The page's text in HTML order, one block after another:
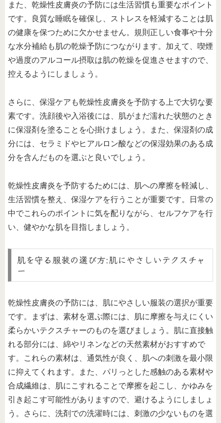
また、乾燥性皮膚炎の予防には生活習慣も重要なポイント
です。良質な睡眠を確保し、ストレスを軽減することは肌
の健康を保つために欠かせません。規則正しい食事や十分
な水分補給も肌の乾燥予防につながります。加えて、喫煙
や過度のアルコール摂取は肌の乾燥を促進させますので、
控えるようにしましょう。
さらに、保湿ケアも乾燥性皮膚炎を予防する上で大切な要
素です。洗顔後や入浴後には、肌がまだ濡れた状態のとき
に保湿剤を塗ることを心掛けましょう。また、保湿剤の成
分には、セラミドやヒアルロン酸などの保湿効果のある成
分を含んだものを選ぶと良いでしょう。
乾燥性皮膚炎を予防するためには、肌への摩擦を軽減し、
生活習慣を整え、保湿ケアを行うことが重要です。日常の
中でこれらのポイントに気を配りながら、セルフケアを行
い、健やかな肌を目指しましょう。
肌を守る服装の選び方:肌にやさしいテクスチャ
ー
乾燥性皮膚炎の予防には、肌にやさしい服装の選択が重要
です。まずは、素材を選ぶ際には、肌に摩擦を与えにくい
柔らかいテクスチャーのものを選びましょう。肌に直接触
れる部分には、綿やリネンなどの天然素材がおすすめで
す。これらの素材は、通気性が良く、肌への刺激を最小限
に抑えてくれます。また、パリっとした感触のある素材や
合成繊維は、肌にこすれることで摩擦を起こし、かゆみを
引き起こす可能性がありますので、避けるようにしましょ
う。さらに、洗剤での洗濯時には、刺激の少ないものを選